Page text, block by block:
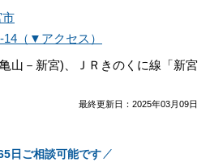
市
（▼アクセス）
山－新宮)、ＪＲきのくに線「新宮
最終更新日： 2025年03月09日
日ご相談可能です